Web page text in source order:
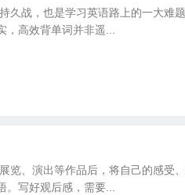
久战，也是学习英语路上的一大难
，高效背单词并非遥...
览、演出等作品后，将自己的感受
。写好观后感，需要...